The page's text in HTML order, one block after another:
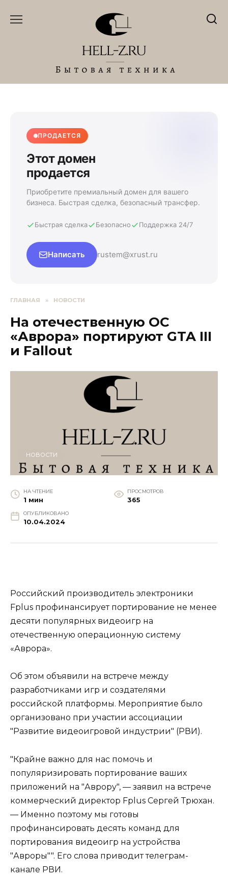
ПРОДАЕТСЯ
Этот домен
продается
Приобретите премиальный домен для вашего
бизнеса. Быстрая сделка, безопасный трансфер.
Быстрая сделка Безопасно Поддержка 24/7
Написать rustem@xrust.ru
ГЛАВНАЯ » НОВОСТИ
На отечественную ОС
«Аврора» портируют GTA III
и Fallout
НОВОСТИ
НА ЧТЕНИЕ
1 мин
ПРОСМОТРОВ
365
ОПУБЛИКОВАНО
10.04.2024
Российский производитель электроники
Fplus профинансирует портирование не менее
десяти популярных видеоигр на
отечественную операционную систему
«Аврора».
Об этом объявили на встрече между
разработчиками игр и создателями
российской платформы. Мероприятие было
организовано при участии ассоциации
"Развитие видеоигровой индустрии" (РВИ).
"Крайне важно для нас помочь и
популяризировать портирование ваших
приложений на "Аврору", — заявил на встрече
коммерческий директор Fplus Сергей Трюхан.
— Именно поэтому мы готовы
профинансировать десять команд для
портирования видеоигр на устройства
"Авроры"". Его слова приводит телеграм-
канале РВИ.